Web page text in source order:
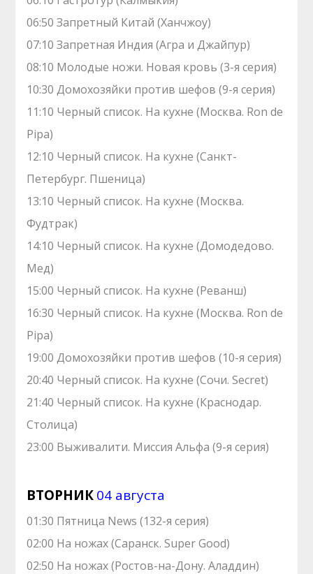
06:50 Запретный Китай (Ханчжоу)
07:10 Зaпрeтная Индия (Агра и Джайпур)
08:10 Молодые ножи. Hовая кpовь (3-я серия)
10:30 Домохозяйки против шефов (9-я серия)
11:10 Черный список. На кухне (Москва. Ron de
Pipa)
12:10 Черный список. На кухне (Санкт-
Петербург. Пшеница)
13:10 Черный список. На кухне (Москва.
Фудтрак)
14:10 Черный список. На кухне (Домодедово.
Мед)
15:00 Черный список. На кухне (Реванш)
16:30 Черный список. На кухне (Москва. Ron de
Pipa)
19:00 Домохозяйки против шефов (10-я серия)
20:40 Черный список. На кухне (Сочи. Secret)
21:40 Черный список. На кухне (Краснодар.
Столица)
23:00 Выживалити. Миссия Альфа (9-я серия)
ВТОРНИК04 августа
01:30 Пятница News (132-я серия)
02:00 На ножах (Саранск. Super Good)
02:50 На ножах (Ростов-на-Дону. Аладдин)